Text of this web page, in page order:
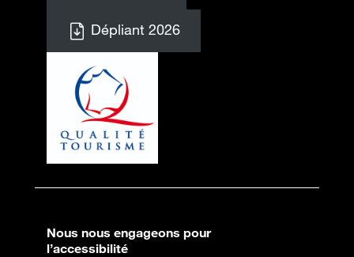
Dépliant 2026
Nous nous engageons pour
l’accessibilité